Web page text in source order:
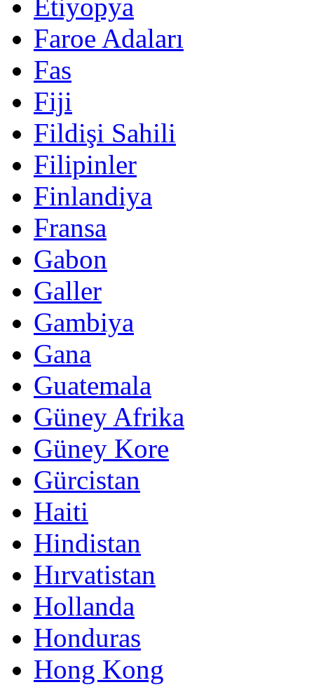
Etiyopya
Faroe Adaları
Fas
Fiji
Fildişi Sahili
Filipinler
Finlandiya
Fransa
Gabon
Galler
Gambiya
Gana
Guatemala
Güney Afrika
Güney Kore
Gürcistan
Haiti
Hindistan
Hırvatistan
Hollanda
Honduras
Hong Kong